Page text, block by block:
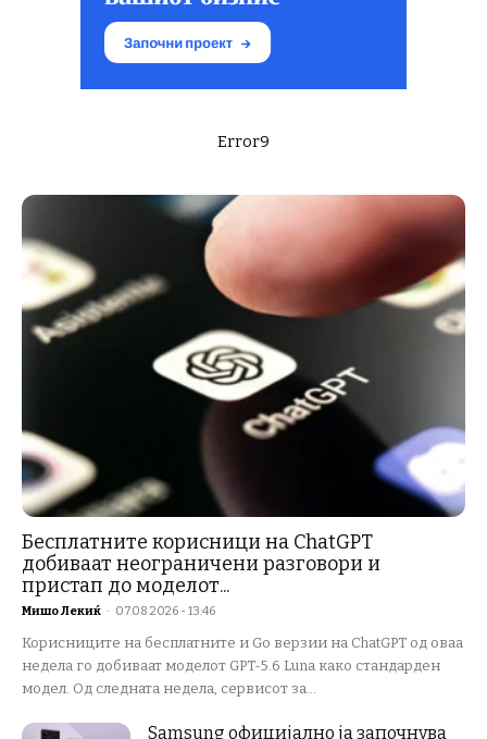
Error9
Бесплатните корисници на ChatGPT
добиваат неограничени разговори и
пристап до моделот...
Мишо Лекиќ - 07.08.2026 - 13:46
Корисниците на бесплатните и Go верзии на ChatGPT од оваа
недела го добиваат моделот GPT-5.6 Luna како стандарден
модел. Од следната недела, сервисот за...
Samsung официјално ја започнува